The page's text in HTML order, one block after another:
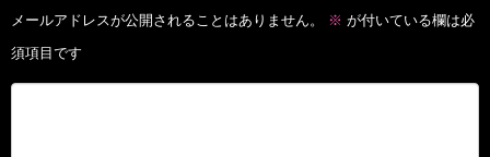
メールアドレスが公開されることはありません。 ※ が付いている欄は必
須項目です